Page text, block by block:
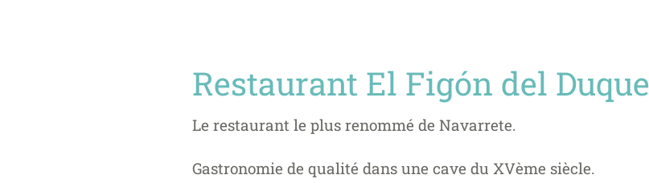
Restaurant El Figón del Duque
Le restaurant le plus renommé de Navarrete.
Gastronomie de qualité dans une cave du XVème siècle.